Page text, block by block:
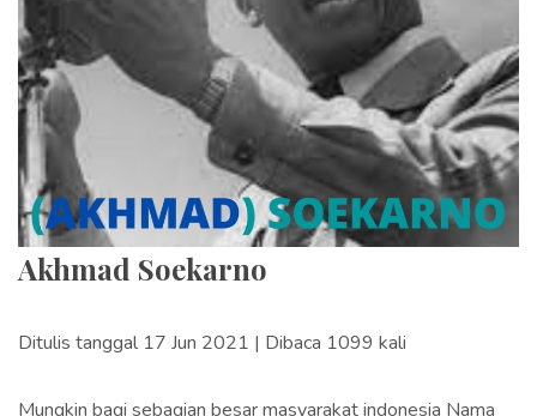
Akhmad Soekarno
Ditulis tanggal 17 Jun 2021 | Dibaca 1099 kali
Mungkin bagi sebagian besar masyarakat indonesia Nama